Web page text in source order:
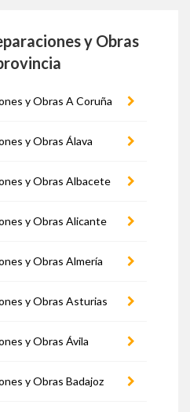
y Obras
y Obras A Coruña
y Obras Álava
y Obras Albacete
y Obras Alicante
y Obras Almería
y Obras Asturias
y Obras Ávila
y Obras Badajoz